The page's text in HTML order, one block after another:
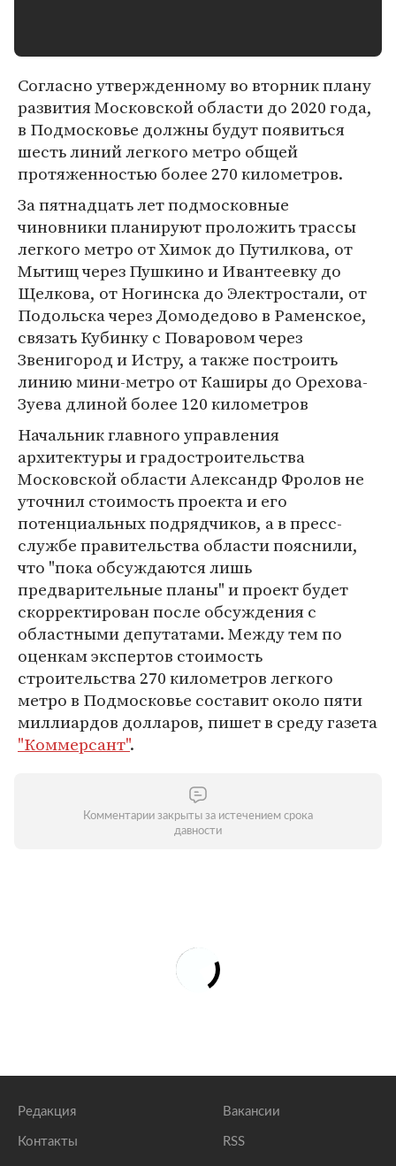
Согласно утвержденному во вторник плану
развития Московской области до 2020 года,
в Подмосковье должны будут появиться
шесть линий легкого метро общей
протяженностью более 270 километров.
За пятнадцать лет подмосковные
чиновники планируют проложить трассы
легкого метро от Химок до Путилкова, от
Мытищ через Пушкино и Ивантеевку до
Щелкова, от Ногинска до Электростали, от
Подольска через Домодедово в Раменское,
связать Кубинку с Поваровом через
Звенигород и Истру, а также построить
линию мини-метро от Каширы до Орехова-
Зуева длиной более 120 километров
Начальник главного управления
архитектуры и градостроительства
Московской области Александр Фролов не
уточнил стоимость проекта и его
потенциальных подрядчиков, а в пресс-
службе правительства области пояснили,
что "пока обсуждаются лишь
предварительные планы" и проект будет
скорректирован после обсуждения с
областными депутатами. Между тем по
оценкам экспертов стоимость
строительства 270 километров легкого
метро в Подмосковье составит около пяти
миллиардов долларов, пишет в среду газета
"Коммерсант".
Комментарии закрыты за истечением срока
давности
Редакция
Контакты
Вакансии
RSS